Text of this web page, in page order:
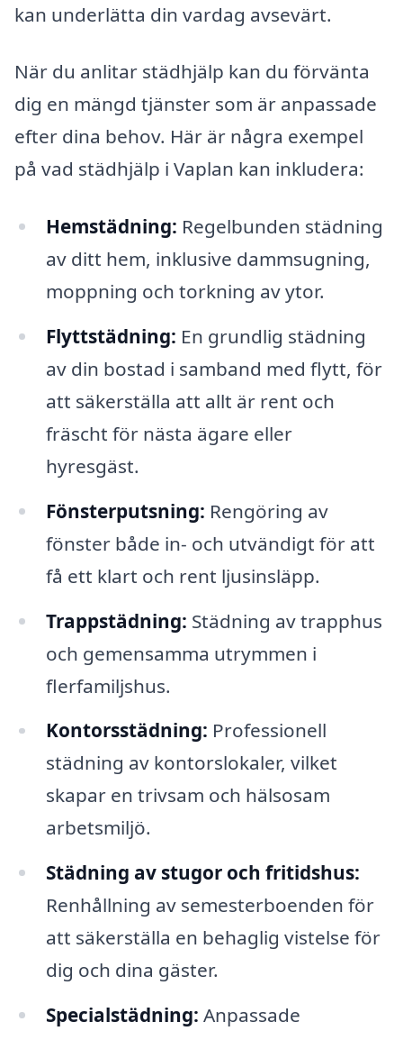
kan underlätta din vardag avsevärt.
När du anlitar städhjälp kan du förvänta
dig en mängd tjänster som är anpassade
efter dina behov. Här är några exempel
på vad städhjälp i Vaplan kan inkludera:
Hemstädning: Regelbunden städning
av ditt hem, inklusive dammsugning,
moppning och torkning av ytor.
Flyttstädning: En grundlig städning
av din bostad i samband med flytt, för
att säkerställa att allt är rent och
fräscht för nästa ägare eller
hyresgäst.
Fönsterputsning: Rengöring av
fönster både in- och utvändigt för att
få ett klart och rent ljusinsläpp.
Trappstädning: Städning av trapphus
och gemensamma utrymmen i
flerfamiljshus.
Kontorsstädning: Professionell
städning av kontorslokaler, vilket
skapar en trivsam och hälsosam
arbetsmiljö.
Städning av stugor och fritidshus:
Renhållning av semesterboenden för
att säkerställa en behaglig vistelse för
dig och dina gäster.
Specialstädning: Anpassade